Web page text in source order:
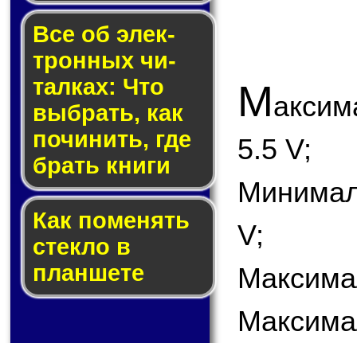
Все об элек­
трон­ных чи­
тал­ках: Что
выб­рать, как
по­чи­нить, где
брать кни­ги
Как по­ме­нять
стек­ло в
планшете
М
5.5 V;
V;